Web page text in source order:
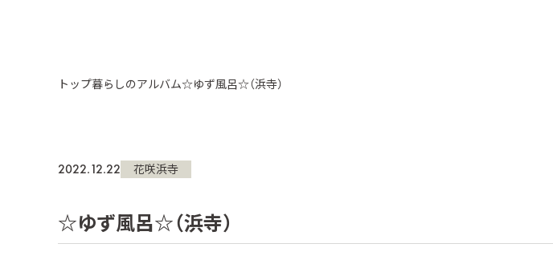
トップ暮らしのアルバム☆ゆず風呂☆（浜寺）
2022.12.22 花咲浜寺
☆ゆず風呂☆（浜寺）